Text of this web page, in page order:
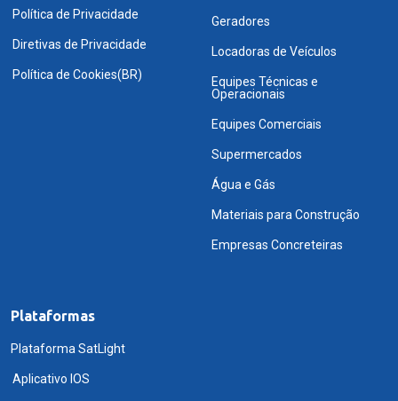
Política de Privacidade
Diretivas de Privacidade
Política de Cookies(BR)
Geradores
Locadoras de Veículos
Equipes Técnicas e
Operacionais
Equipes Comerciais
Supermercados
Água e Gás
Materiais para Construção
Empresas Concreteiras
Plataformas
Plataforma SatLight
Aplicativo IOS